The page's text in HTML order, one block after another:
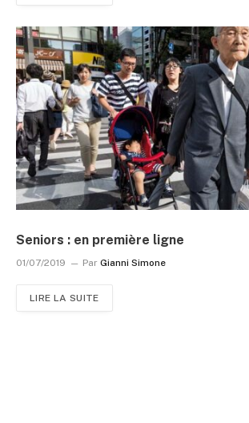
Seniors : en première ligne
01/07/2019 Par Gianni Simone
LIRE LA SUITE